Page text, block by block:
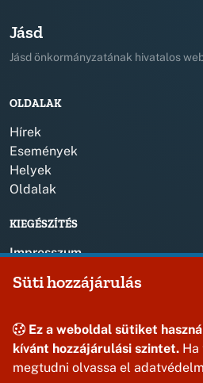
Jásd
Jásd önkormányzatának hivatalos
OLDALAK
Hírek
Események
Helyek
Oldalak
KIEGÉSZÍTÉS
Impresszum
KAPCSOLAT
jasdonk@jasd.hu
8424 Jásd, Dózsa Gy. út 1.
Süti hozzájárulás
Ez a weboldal sütiket
kívánt hozzájárulási szintet. Ha
megtudni olvassa el